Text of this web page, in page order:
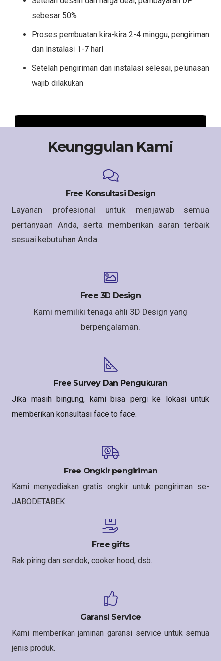
sebesar 50%
Proses pembuatan kira-kira 2-4 minggu, pengiriman
dan instalasi 1-7 hari
Setelah pengiriman dan instalasi selesai, pelunasan
wajib dilakukan
Keunggulan Kami
Free Konsultasi Design
Layanan profesional untuk menjawab semua
pertanyaan Anda, serta memberikan saran terbaik
sesuai kebutuhan Anda.
Free 3D Design
Kami memiliki tenaga ahli 3D Design yang
berpengalaman.
Free Survey Dan Pengukuran
Jika masih bingung, kami bisa pergi ke lokasi untuk
memberikan konsultasi face to face.
Free Ongkir pengiriman
Kami menyediakan gratis ongkir untuk pengiriman se-
JABODETABEK
Free gifts
Rak piring dan sendok, cooker hood, dsb.
Garansi Service
Kami memberikan jaminan garansi service untuk semua
jenis produk.